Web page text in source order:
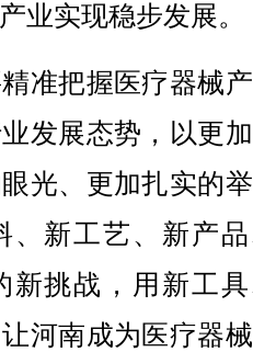
业实现稳步发展。
把握医疗器械
发展态势，以更
光、更加扎实的
、新工艺、新产
新挑战，用新工
河南成为医疗器